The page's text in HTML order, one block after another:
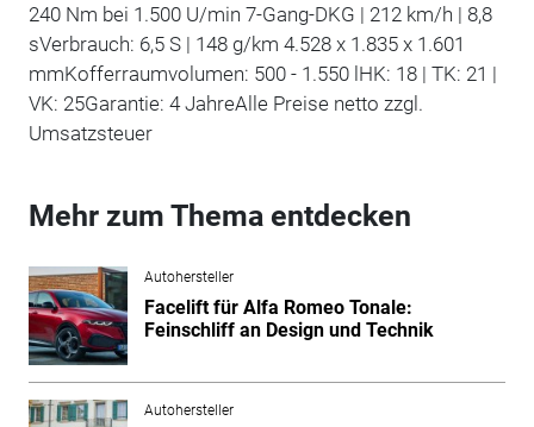
240 Nm bei 1.500 U/min 7-Gang-DKG | 212 km/h | 8,8
sVerbrauch: 6,5 S | 148 g/km 4.528 x 1.835 x 1.601
mmKofferraumvolumen: 500 - 1.550 lHK: 18 | TK: 21 |
VK: 25Garantie: 4 JahreAlle Preise netto zzgl.
Umsatzsteuer
Mehr zum Thema entdecken
Autohersteller
Facelift für Alfa Romeo Tonale:
Feinschliff an Design und Technik
Autohersteller